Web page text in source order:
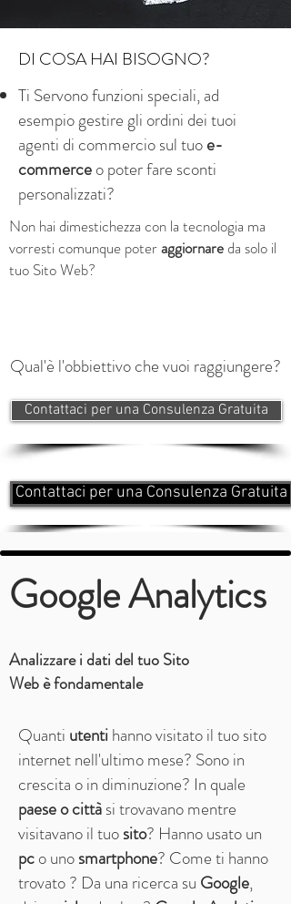
DI COSA HAI BISOGNO?
Ti Servono funzioni speciali, ad
esempio gestire gli ordini dei tuoi
agenti di commercio sul tuoe-
commerceo poter fare sconti
personalizzati?
Non hai dimestichezza con la tecnologia ma
vorresti comunque poteraggiornareda solo il
tuo Sito Web?
Qual'è l'obbiettivo che vuoi raggiungere?
Contattaci per una Consulenza Gratuita
Contattaci per una Consulenza Gratuita
Google Analytics
Analizzare i dati del tuo Sito
Web è fondamentale
Quanti utentihanno visitato il tuo sito
internetnell'ultimo mese? Sono in
crescita o in diminuzione? In quale
paese o cittàsi trovavano mentre
visitavano il tuosito? Hanno usato un
pco unosmartphone? Come ti hanno
trovato ? Da una ricerca su Google,